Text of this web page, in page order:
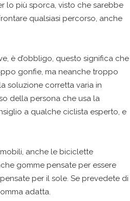
lo più sporca, visto che sarebbe
qualsiasi percorso, anche
è d’obbligo, questo significa che
gonfie, ma neanche troppo
soluzione corretta varia in
della persona che usa la
a qualche ciclista esperto, e
anche le biciclette
gomme pensate per essere
per il sole. Se prevedete di
adatta.